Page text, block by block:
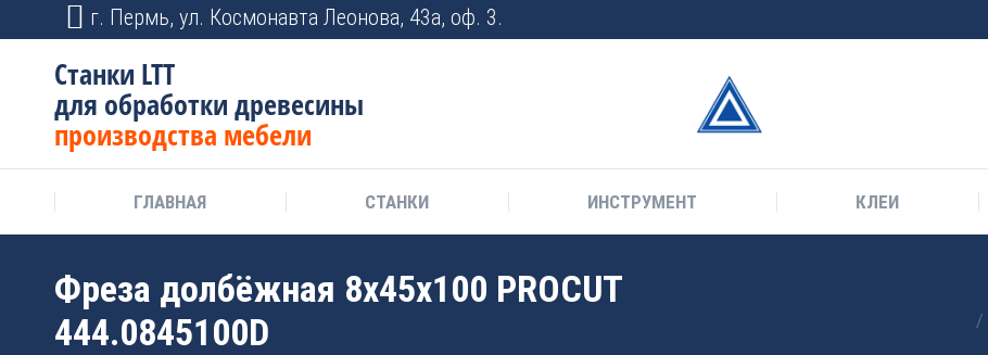
г. Пермь, ул. Космонавта Леонова, 43а, оф. 3.
Станки LTT
для обработки древесины
производства мебели
ГЛАВНАЯ СТАНКИ ИНСТРУМЕНТ КЛЕИ
Фреза долбёжная 8x45x100 PROCUT
444.0845100D